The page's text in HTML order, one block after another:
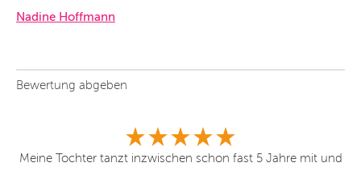
Nadine Hoffmann
Bewertung abgeben
Meine Tochter tanzt inzwischen schon fast 5 Jahre mit und